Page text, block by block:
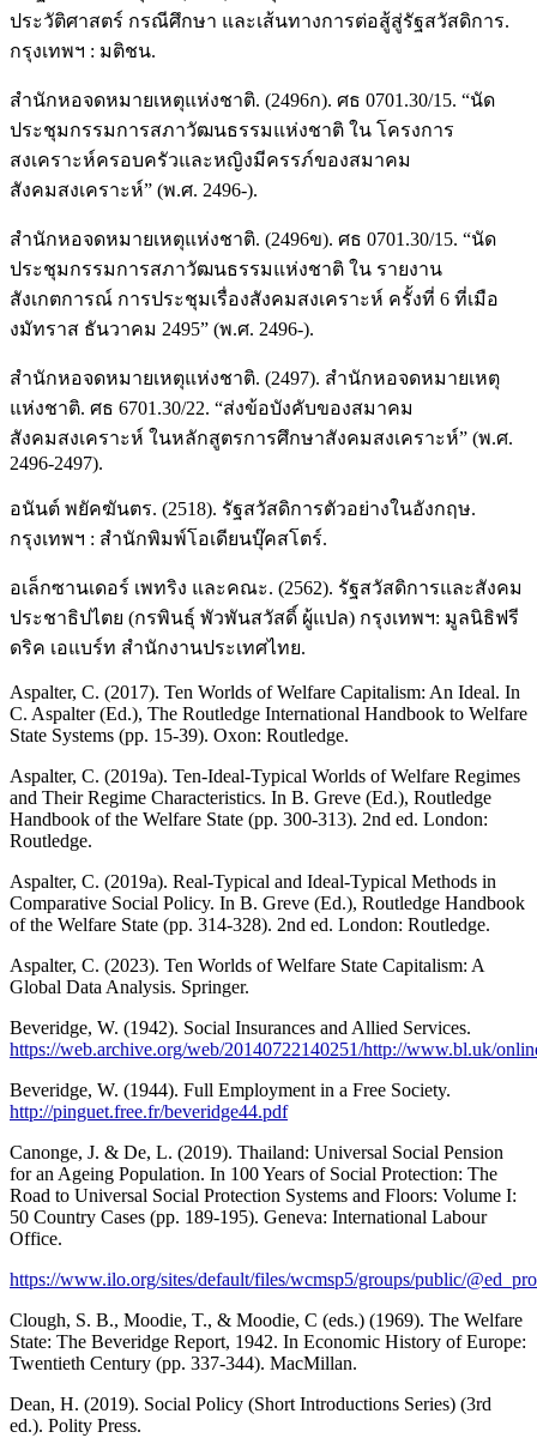
ประวัติศาสตร์ กรณีศึกษา และเส้นทางการต่อสู้สู่รัฐสวัสดิการ.
กรุงเทพฯ : มติชน.
สำนักหอจดหมายเหตุแห่งชาติ. (2496ก). ศธ 0701.30/15. “นัด
ประชุมกรรมการสภาวัฒนธรรมแห่งชาติ ใน โครงการ
สงเคราะห์ครอบครัวและหญิงมีครรภ์ของสมาคม
สังคมสงเคราะห์” (พ.ศ. 2496-).
สำนักหอจดหมายเหตุแห่งชาติ. (2496ข). ศธ 0701.30/15. “นัด
ประชุมกรรมการสภาวัฒนธรรมแห่งชาติ ใน รายงาน
สังเกตการณ์ การประชุมเรื่องสังคมสงเคราะห์ ครั้งที่ 6 ที่เมือ
งมัทราส ธันวาคม 2495” (พ.ศ. 2496-).
สำนักหอจดหมายเหตุแห่งชาติ. (2497). สำนักหอจดหมายเหตุ
แห่งชาติ. ศธ 6701.30/22. “ส่งข้อบังคับของสมาคม
สังคมสงเคราะห์ ในหลักสูตรการศึกษาสังคมสงเคราะห์” (พ.ศ.
2496-2497).
อนันต์ พยัคฆันตร. (2518). รัฐสวัสดิการตัวอย่างในอังกฤษ.
กรุงเทพฯ : สำนักพิมพ์โอเดียนบุ๊คสโตร์.
อเล็กซานเดอร์ เพทริง และคณะ. (2562). รัฐสวัสดิการและสังคม
ประชาธิปไตย (กรพินธุ์ พัวพันสวัสดิ์ ผู้แปล) กรุงเทพฯ: มูลนิธิฟรี
ดริค เอแบร์ท สำนักงานประเทศไทย.
Aspalter, C. (2017). Ten Worlds of Welfare Capitalism: An Ideal. In
C. Aspalter (Ed.), The Routledge International Handbook to Welfare
State Systems (pp. 15-39). Oxon: Routledge.
Aspalter, C. (2019a). Ten-Ideal-Typical Worlds of Welfare Regimes
and Their Regime Characteristics. In B. Greve (Ed.), Routledge
Handbook of the Welfare State (pp. 300-313). 2nd ed. London:
Routledge.
Aspalter, C. (2019a). Real-Typical and Ideal-Typical Methods in
Comparative Social Policy. In B. Greve (Ed.), Routledge Handbook
of the Welfare State (pp. 314-328). 2nd ed. London: Routledge.
Aspalter, C. (2023). Ten Worlds of Welfare State Capitalism: A
Global Data Analysis. Springer.
Beveridge, W. (1942). Social Insurances and Allied Services.
https://web.archive.org/web/20140722140251/http://www.bl.uk/
Beveridge, W. (1944). Full Employment in a Free Society.
http://pinguet.free.fr/beveridge44.pdf
Canonge, J. & De, L. (2019). Thailand: Universal Social Pension
for an Ageing Population. In 100 Years of Social Protection: The
Road to Universal Social Protection Systems and Floors: Volume I:
50 Country Cases (pp. 189-195). Geneva: International Labour
Office.
https://www.ilo.org/sites/default/files/wcmsp5/groups/public/
Clough, S. B., Moodie, T., & Moodie, C (eds.) (1969). The Welfare
State: The Beveridge Report, 1942. In Economic History of Europe:
Twentieth Century (pp. 337-344). MacMillan.
Dean, H. (2019). Social Policy (Short Introductions Series) (3rd
ed.). Polity Press.